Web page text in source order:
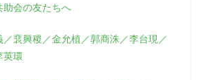
助会の友たちへ
／裵興稷／金允植／郭商洙／李台現／
英環